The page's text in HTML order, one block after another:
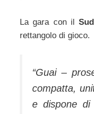
La gara con il
rettangolo di gioco.
“Guai –
compatta,
e dispone